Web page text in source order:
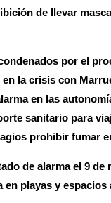
de llevar
por el
la crisis con
en las
sanitario para
prohibir fumar
de alarma el 9 de
playas y espacios